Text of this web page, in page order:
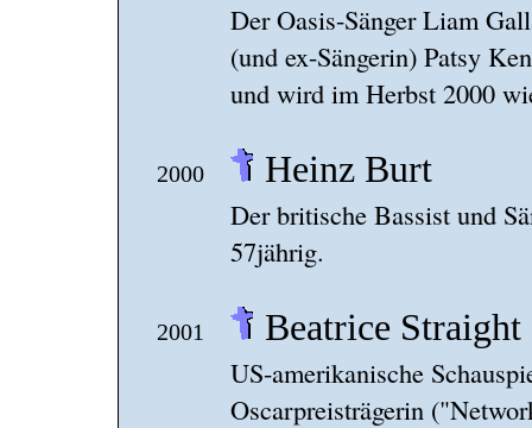
Der Oasis-Sänger Liam
(und ex-Sängerin) Patsy
und wird im Herbst 2000
2000 Heinz Burt
Der britische Bassist und
57jährig.
2001 Beatrice Straight
US-amerikanische
Oscarpreisträgerin